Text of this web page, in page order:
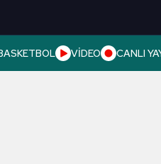
VİDEO CANLI